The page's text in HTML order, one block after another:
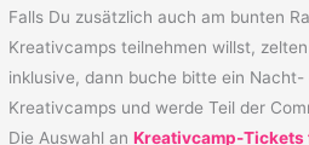
Falls Du zusätzlich auch am bunten
Kreativcamps teilnehmen willst,
inklusive, dann buche bitte ein
Kreativcamps und werde Teil der
Die Auswahl anKreativcamp-Tickets